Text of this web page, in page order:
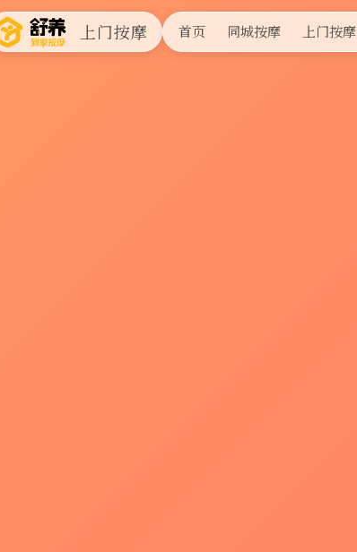
上门按摩 首页 同城按摩 上门按摩